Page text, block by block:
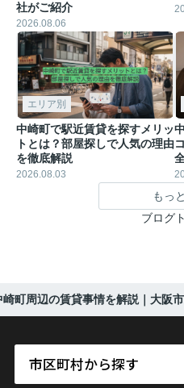
社がご紹介
2026.08.06
エリア別
中崎町で駅近賃貸を探すメリッ
トとは？部屋探しで人気の理由
を徹底解説
2026.08.03
もっ
ブログ
崎町周辺の賃貸事情を解説｜大阪
市区町村から探す